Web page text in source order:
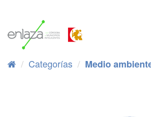
Categorías Medio